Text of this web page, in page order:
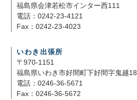
福島県会津若松市インター西111
電話：0242-23-4121
Fax：0242-23-4023
いわき出張所
〒970-1151
福島県いわき市好間町下好間字鬼越18
電話：0246-36-5671
Fax：0246-36-5672